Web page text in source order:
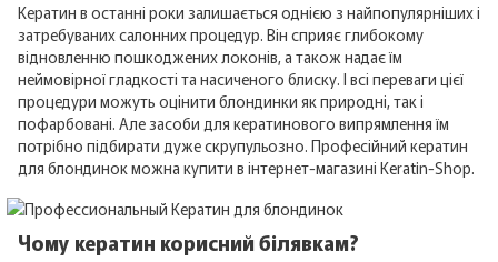
Кератин в останні роки залишається однією з найпопулярніших і
затребуваних салонних процедур. Він сприяє глибокому
відновленню пошкоджених локонів, а також надає їм
неймовірної гладкості та насиченого блиску. І всі переваги цієї
процедури можуть оцінити блондинки як природні, так і
пофарбовані. Але засоби для кератинового випрямлення їм
потрібно підбирати дуже скрупульозно. Професійний кератин
для блондинок можна купити в інтернет-магазині Keratin-Shop.
Чому кератин корисний білявкам?